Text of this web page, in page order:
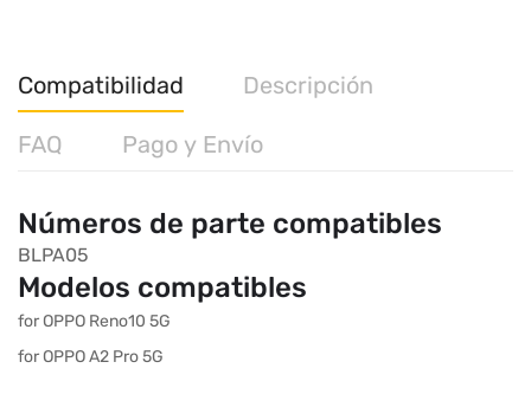
Compatibilidad Descripción
FAQ Pago y Envío
Números de parte compatibles
BLPA05
Modelos compatibles
for OPPO Reno10 5G
for OPPO A2 Pro 5G